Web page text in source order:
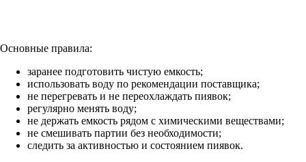
Основные правила:
заранее подготовить чистую емкость;
использовать воду по рекомендации поставщика;
не перегревать и не переохлаждать пиявок;
регулярно менять воду;
не держать емкость рядом с химическими веществами;
не смешивать партии без необходимости;
следить за активностью и состоянием пиявок.